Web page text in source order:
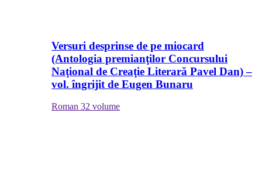
Versuri desprinse de pe miocard
(Antologia premianţilor Concursului
Naţional de Creaţie Literară Pavel Dan) –
vol. îngrijit de Eugen Bunaru
Roman 32 volume